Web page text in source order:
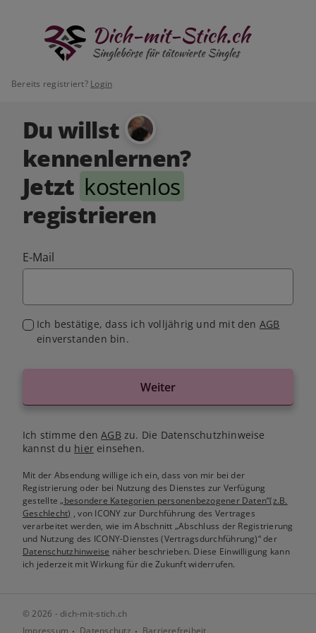
Bereits registriert? Login
Du willst
kennenlernen?
Jetzt kostenlos
registrieren
E-Mail
Ich bestätige, dass ich volljährig und mit den AGB
einverstanden bin.
Weiter
Ich stimme denAGB zu. Die Datenschutzhinweise
kannst du hiereinsehen.
Mit der Absendung willige ich ein, dass von mir bei der
Registrierung oder bei Nutzung des Dienstes zur Verfügung
gestellte„besondere Kategorien personenbezogener Daten“(z.B.
Geschlecht) , von ICONY zur Durchführung des Vertrages
verarbeitet werden, wie im Abschnitt „Abschluss der Registrierung
und Nutzung des ICONY-Dienstes (Vertragsdurchführung)“ der
Datenschutzhinweise näher beschrieben. Diese Einwilligung kann
ich jederzeit mit Wirkung für die Zukunft widerrufen.
© 2026 - dich-mit-stich.ch
Impressum
Datenschutz Barrierefreiheit